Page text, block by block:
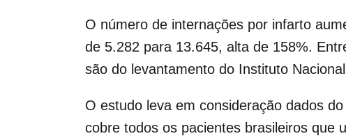
O número de internações por infarto
de 5.282 para 13.645, alta de 158%.
são do levantamento do Instituto
O estudo leva em consideração dados
cobre todos os pacientes brasileiros que